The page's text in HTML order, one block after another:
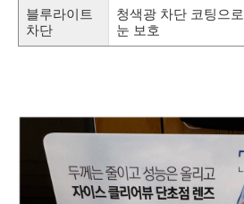
블루라이트
차단
청색광 차단 코팅으로
눈 보호